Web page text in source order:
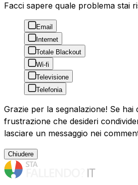
Facci sapere quale problema stai
Email
Internet
Totale Blackout
Wi-fi
Televisione
Telefonia
Grazie per la segnalazione! Se hai
frustrazione che desideri
lasciare un messaggio nei
Chiudere